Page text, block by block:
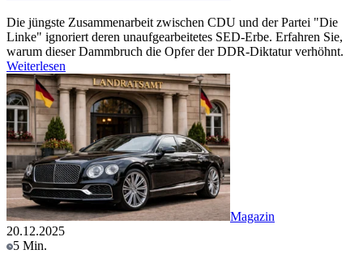
Die jüngste Zusammenarbeit zwischen CDU und der Partei "Die
Linke" ignoriert deren unaufgearbeitetes SED-Erbe. Erfahren Sie,
warum dieser Dammbruch die Opfer der DDR-Diktatur verhöhnt.
Weiterlesen
Magazin
20.12.2025
5 Min.